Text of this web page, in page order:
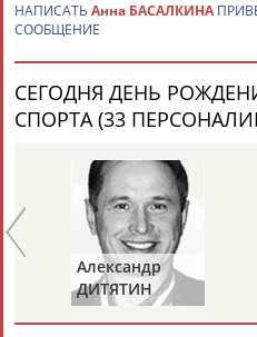
АБДРАХМАНОВАБДРАХМАНОВА
Рамазан
АБДУЛАЕВ
Тагир
АБДУЛАЕВ
НАПИСАТЬ Анна БАСАЛКИНА
СООБЩЕНИЕ
СЕГОДНЯ ДЕНЬ
СПОРТА (33
Александр
ДИТЯТИН